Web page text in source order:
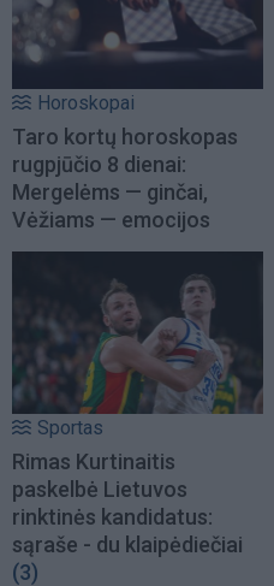
Horoskopai
Taro kortų horoskopas
rugpjūčio 8 dienai:
Mergelėms — ginčai,
Vėžiams — emocijos
Sportas
Rimas Kurtinaitis
paskelbė Lietuvos
rinktinės kandidatus:
sąraše - du klaipėdiečiai
(3)